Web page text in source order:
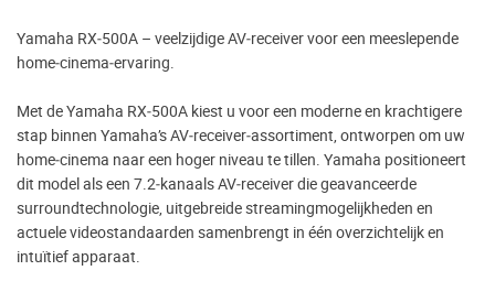
Yamaha RX‑500A – veelzijdige AV‑receiver voor een meeslepende
home‑cinema‑ervaring.
Met de Yamaha RX‑500A kiest u voor een moderne en krachtigere
stap binnen Yamaha’s AV‑receiver‑assortiment, ontworpen om uw
home‑cinema naar een hoger niveau te tillen. Yamaha positioneert
dit model als een 7.2‑kanaals AV‑receiver die geavanceerde
surroundtechnologie, uitgebreide streamingmogelijkheden en
actuele videostandaarden samenbrengt in één overzichtelijk en
intuïtief apparaat.